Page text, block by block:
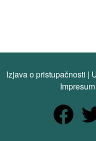
Izjava o pristupačnosti |
Impresum